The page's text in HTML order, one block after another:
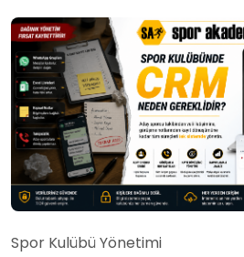
Spor Kulübü Yönetimi